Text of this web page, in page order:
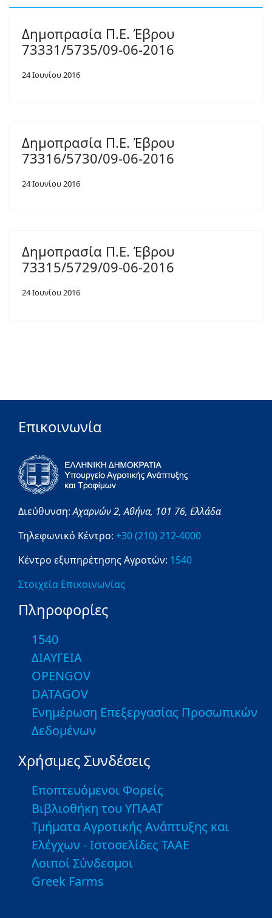
Δημοπρασία Π.Ε. Έβρου
73331/5735/09-06-2016
24 Ιουνίου 2016
Δημοπρασία Π.Ε. Έβρου
73316/5730/09-06-2016
24 Ιουνίου 2016
Δημοπρασία Π.Ε. Έβρου
73315/5729/09-06-2016
24 Ιουνίου 2016
Επικοινωνία
Διεύθυνση:Αχαρνών 2,Αθήνα, 101 76, Ελλάδα
Τηλεφωνικό Κέντρο: +30 (210) 212-4000
Κέντρο εξυπηρέτησης Αγροτών: 1540
Στοιχεία Επικοινωνίας
Πληροφορίες
1540
ΔΙΑΥΓΕΙΑ
OPENGOV
DATAGOV
Ενημέρωση Επεξεργασίας Προσωπικών
Δεδομένων
Χρήσιμες Συνδέσεις
Εποπτευόμενοι Φορείς
Βιβλιοθήκη του ΥΠΑΑΤ
Τμήματα Αγροτικής Ανάπτυξης και
Ελέγχων - Ιστοσελίδες ΤΑΑΕ
Λοιποί Σύνδεσμοι
Greek Farms